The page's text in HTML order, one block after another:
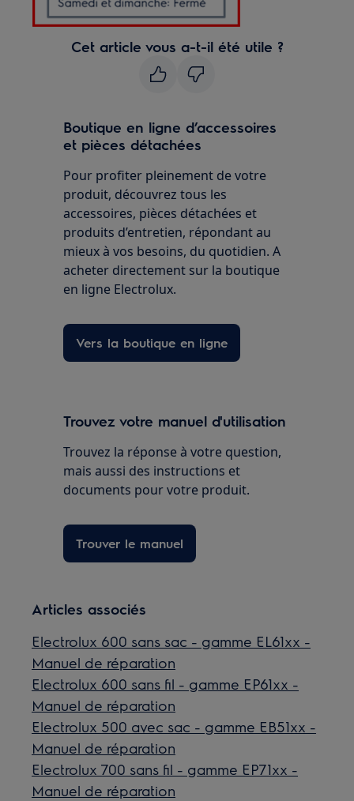
Cet article vous a-t-il été utile ?
Boutique en ligne d’accessoires
et pièces détachées
Pour profiter pleinement de votre
produit, découvrez tous les
accessoires, pièces détachées et
produits d’entretien, répondant au
mieux à vos besoins, du quotidien. A
acheter directement sur la boutique
en ligne Electrolux.
Vers la boutique en ligne
Trouvez votre manuel d'utilisation
Trouvez la réponse à votre question,
mais aussi des instructions et
documents pour votre produit.
Trouver le manuel
Articles associés
Electrolux 600 sans sac - gamme EL61xx -
Manuel de réparation
Electrolux 600 sans fil - gamme EP61xx -
Manuel de réparation
Electrolux 500 avec sac - gamme EB51xx -
Manuel de réparation
Electrolux 700 sans fil - gamme EP71xx -
Manuel de réparation